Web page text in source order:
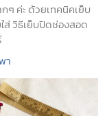
ๆ ค่ะ ด้วยเทคนิคเย็บ
ส่ วิธีเย็บปิดช่องสอด
า